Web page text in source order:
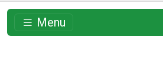
site
Menu